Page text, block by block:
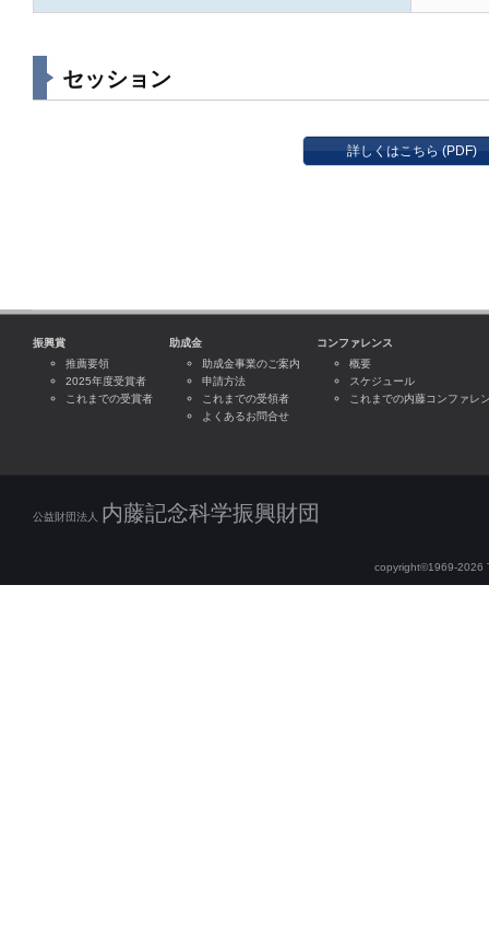
セッション
詳しくはこちら (PDF)
振興賞
推薦要領
2025年度受賞者
これまでの受賞者
助成金
助成金事業のご案内
申請方法
これまでの受領者
よくあるお問合せ
コンファレンス
概要
スケジュール
これまでの内藤コンファレ
公益財団法人 内藤記念科学振興財団
copyright©1969-2026